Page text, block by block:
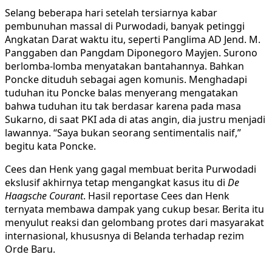
Selang beberapa hari setelah tersiarnya kabar
pembunuhan massal di Purwodadi, banyak petinggi
Angkatan Darat waktu itu, seperti Panglima AD Jend. M.
Panggaben dan Pangdam Diponegoro Mayjen. Surono
berlomba-lomba menyatakan bantahannya. Bahkan
Poncke dituduh sebagai agen komunis. Menghadapi
tuduhan itu Poncke balas menyerang mengatakan
bahwa tuduhan itu tak berdasar karena pada masa
Sukarno, di saat PKI ada di atas angin, dia justru menjadi
lawannya. “Saya bukan seorang sentimentalis naif,”
begitu kata Poncke.
Cees dan Henk yang gagal membuat berita Purwodadi
ekslusif akhirnya tetap mengangkat kasus itu di De
Haagsche Courant. Hasil reportase Cees dan Henk
ternyata membawa dampak yang cukup besar. Berita itu
menyulut reaksi dan gelombang protes dari masyarakat
internasional, khususnya di Belanda terhadap rezim
Orde Baru.